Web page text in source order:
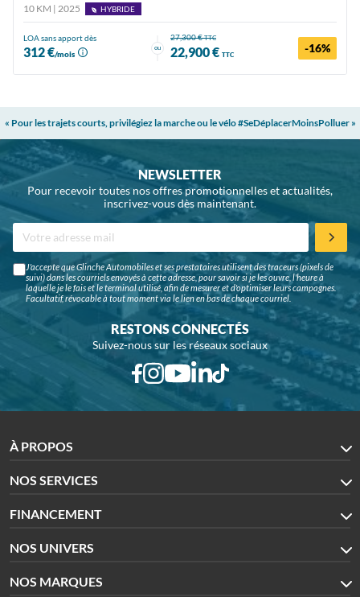
10 KM | 2025
HYBRIDE
LOA sans apport dès
312 €/mois
ou
27,300 €TTC
22,900 € TTC -16%
« Pour les trajets courts, privilégiez la marche ou le vélo #SeDéplacerMoinsPolluer »
NEWSLETTER
Pour recevoir toutes nos offres promotionnelles et actualités,
inscrivez-vous dès maintenant.
J'accepte que Glinche Automobiles et ses prestataires utilisent des traceurs (pixels de
suivi) dans les courriels envoyés à cette adresse, pour savoir si je les ouvre, l'heure à
laquelle je le fais et le terminal utilisé, afin de mesurer et d'optimiser leurs campagnes.
Facultatif, révocable à tout moment via le lien en bas de chaque courriel.
RESTONS CONNECTÉS
Suivez-nous sur les réseaux sociaux
À PROPOS
NOS SERVICES
FINANCEMENT
NOS UNIVERS
NOS MARQUES